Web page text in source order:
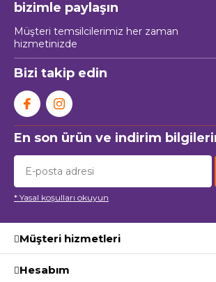
bizimle paylaşın
Müşteri temsilcilerimiz her zaman
hizmetinizde
Bizi takip edin
En son ürün ve indirim
* Yasal koşulları okuyun
Müşteri hizmetleri
Hesabım